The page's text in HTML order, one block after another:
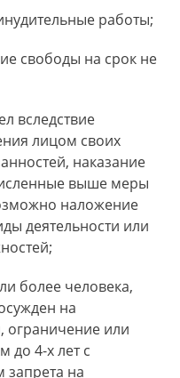
работы;
свободы на срок не
вследствие
лицом своих
наказание
выше меры
наложение
деятельности или
более человека,
на
ограничение или
до 4-х лет с
на